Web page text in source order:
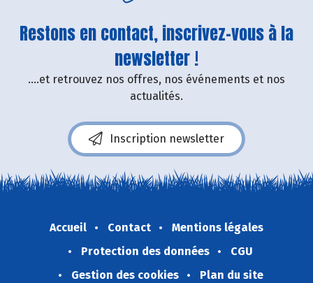
Restons en contact, inscrivez-vous à la
newsletter !
....et retrouvez nos offres, nos événements et nos
actualités.
Inscription newsletter
Accueil Contact
Mentions légales
Protection des données
CGU
Gestion des cookies
Plan du site